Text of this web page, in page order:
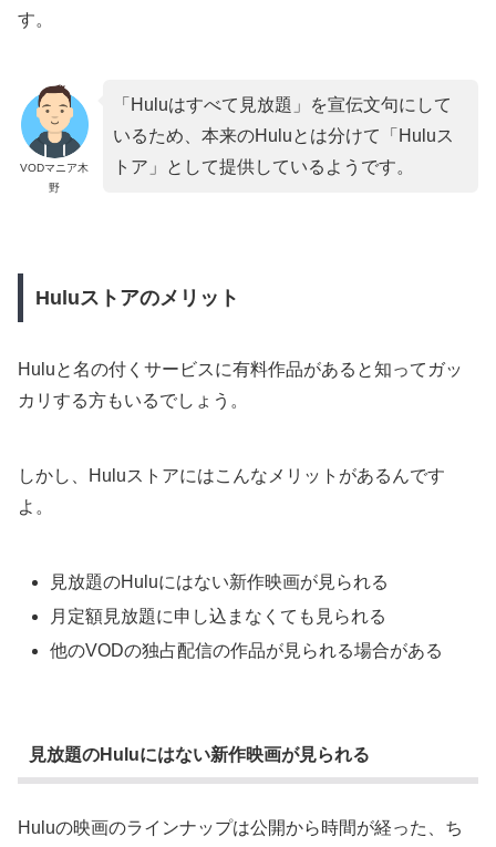
す。
VODマニア木
野
「Huluはすべて見放題」を宣伝文句にして
いるため、本来のHuluとは分けて「Huluス
トア」として提供しているようです。
Huluストアのメリット
Huluと名の付くサービスに有料作品があると知ってガッ
カリする方もいるでしょう。
しかし、Huluストアにはこんなメリットがあるんです
よ。
見放題のHuluにはない新作映画が見られる
月定額見放題に申し込まなくても見られる
他のVODの独占配信の作品が見られる場合がある
見放題のHuluにはない新作映画が見られる
Huluの映画のラインナップは公開から時間が経った、ち